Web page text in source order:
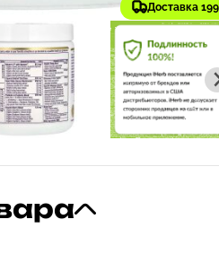
Доставка